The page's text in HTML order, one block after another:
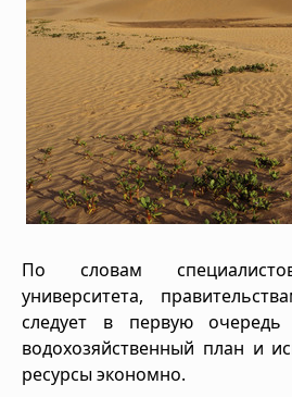
По словам
университета,
следует в первую очередь
водохозяйственный план и
ресурсы экономно.